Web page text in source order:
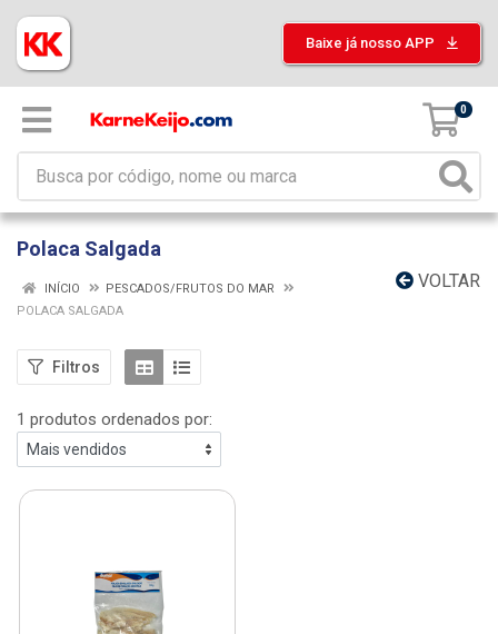
Baixe já nosso APP
0
Polaca Salgada
VOLTAR
INÍCIO
PESCADOS/FRUTOS DO MAR
POLACA SALGADA
Filtros
1 produtos ordenados por: